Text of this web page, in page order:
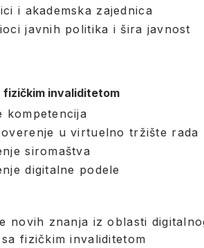
i akademska zajednica
javnih politika i šira javnost
fizičkim invaliditetom
kompetencija
u virtuelno tržište rada
siromaštva
digitalne podele
novih znanja iz oblasti
fizičkim invaliditetom